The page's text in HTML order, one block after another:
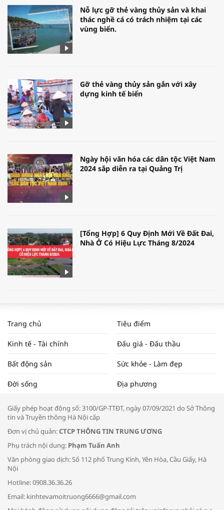
Nỗ lực gỡ thẻ vàng thủy sản và khai
thác nghề cá có trách nhiệm tại các
vùng biển.
Gỡ thẻ vàng thủy sản gắn với xây
dựng kinh tế biển
Ngày hội văn hóa các dân tộc Việt Nam
2024 sắp diễn ra tại Quảng Trị
[Tổng Hợp] 6 Quy Định Mới Về Đất Đai,
Nhà Ở Có Hiệu Lực Tháng 8/2024
NAM NĂM 2024 VÀ NĂM 2025 | NHỊP
ĐẬP THỊ TRƯỜNG #62
Tọa đàm “Xúc tiến thương mại: Khơi
Bác sĩ tư vấn cách phòng tránh bệnh
đường hô hấp trong thời tiết giao mùa
Trang chủ Tiêu điểm
Kinh tế - Tài chính Đấu giá - Đấu thầu
Bất động sản Sức khỏe - Làm đẹp
Đời sống Địa phương
Giấy phép hoạt động số: 3100/GP-TTĐT, ngày 07/09/2021 do Sở Thông
tin và Truyền thông Hà Nội cấp
Đơn vị chủ quản:CTCP THÔNG TIN TRUNG ƯƠNG
Phụ trách nội dung: Phạm Tuấn Anh
Văn phòng giao dịch: Số 112 phố Trung Kính, Yên Hòa, Cầu Giấy, Hà
Nội
Hotline: 0908.36.36.26
Email: kinhtevamoitruong6666@gmail.com